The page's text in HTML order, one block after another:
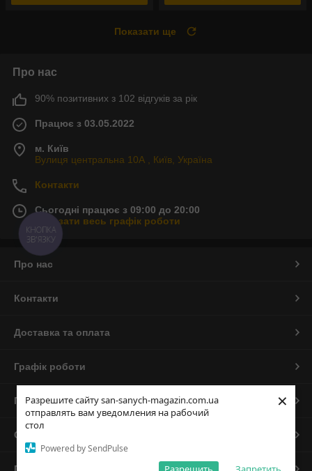
Разрешите сайту san-sanych-magazin.com.ua
отправлять вам уведомления на рабочий
стол
Powered by SendPulse
×
Показати ще
Про нас
90% позитивних з 102 відгуків за рік
Працює з 03.05.2022
м. Київ
Вулиця центральна 10А , Київ, Україна
Контакти
Сьогодні працює з 09:00 до 20:00
Показати весь графік роботи
Про нас
Контакти
Доставка та оплата
Графік роботи
Повна версія сайту
Сайт створено на маркетплейсі
КНОПКА
ЗВ'ЯЗКУ